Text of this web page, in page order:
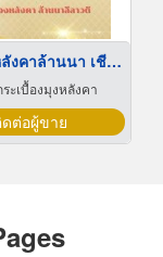
กระเบื้องหลังคาล้านนา เชียงใหม่
ระเบื้องมุงหลังคา
ต่อผู้ขาย